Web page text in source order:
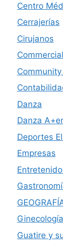
Centro
Cerrajerías
Cirujanos
Danza
Danza
Deportes
Empresas
Guatire y